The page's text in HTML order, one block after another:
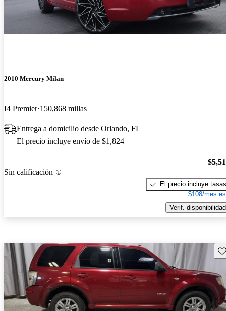
2010 Mercury Milan
I4 Premier 150,868 millas
Entrega a domicilio desde Orlando, FL
El precio incluye envío de $1,824
Sin calificación
El precio incluye tasas
$108/mes
Verif. disponibilidad